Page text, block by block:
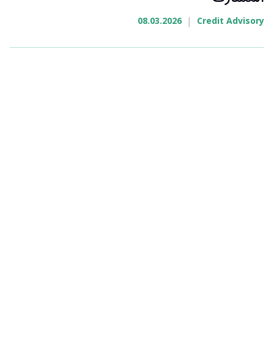
Credit Advisory
|
08.03.2026